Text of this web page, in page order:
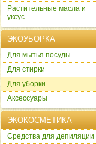
Растительные масла и
уксус
ЭКОУБОРКА
Для мытья посуды
Для стирки
Для уборки
Аксессуары
ЭКОКОСМЕТИКА
Cредства для депиляции